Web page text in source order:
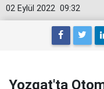
09:32
02 Eylül 2022
Yozgat'ta